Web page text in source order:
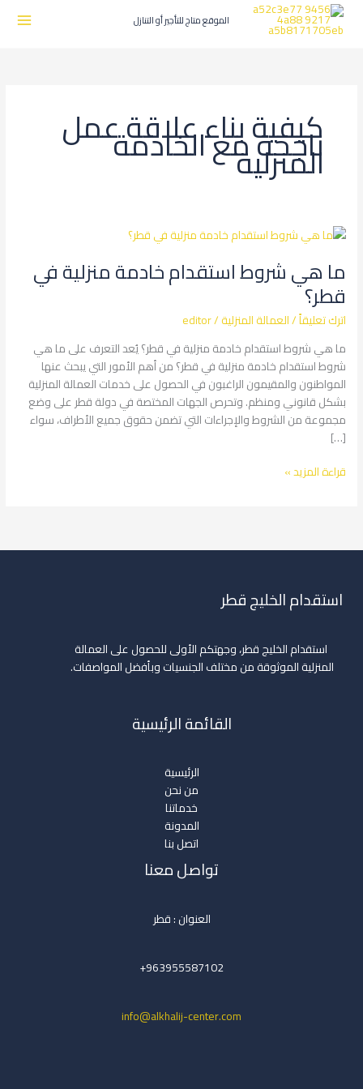
الموقع متاج للتأجير أو التنازل
كيفية بناء علاقة عمل
ناجحة مع الخادمة
المنزلية
ما هي شروط استقدام خادمة منزلية في
قطر؟
اترك تعليقاً/العمالة المنزلية/
editor
ما هي شروط استقدام خادمة منزلية في قطر؟ يُعد التعرف على ما هي
شروط استقدام خادمة منزلية في قطر؟ من أهم الأمور التي يبحث عنها
المواطنون والمقيمون الراغبون في الحصول على خدمات العمالة المنزلية
بشكل قانوني ومنظم. وتحرص الجهات المختصة في دولة قطر على وضع
مجموعة من الشروط والإجراءات التي تضمن حقوق جميع الأطراف، سواء
[…]
ما
شروط
استقدام
خادمة
منزلية
قطر؟
قراءة المزيد »
استقدام الخليج قطر
استقدام الخليج قطر، وجهتكم الأولى للحصول على العمالة
المنزلية الموثوقة من مختلف الجنسيات وبأفضل المواصفات.
القائمة الرئيسية
الرئيسية
من نحن
خدماتنا
المدونة
اتصل بنا
تواصل معنا
العنوان : قطر
963955587102+
info@alkhalij-center.com